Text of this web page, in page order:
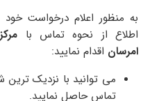
به منظور اعلام درخواست خود
اطلاع از نحوه تماس با
امرسان اقدام نمایید:
می توانید با نزدیک
تماس حاصل نمایید.